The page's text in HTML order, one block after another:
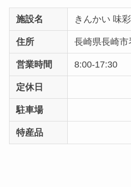
施設名 きんかい 味
住所 長崎県長崎
営業時間 8:00-17:30
定休日
駐車場
特産品